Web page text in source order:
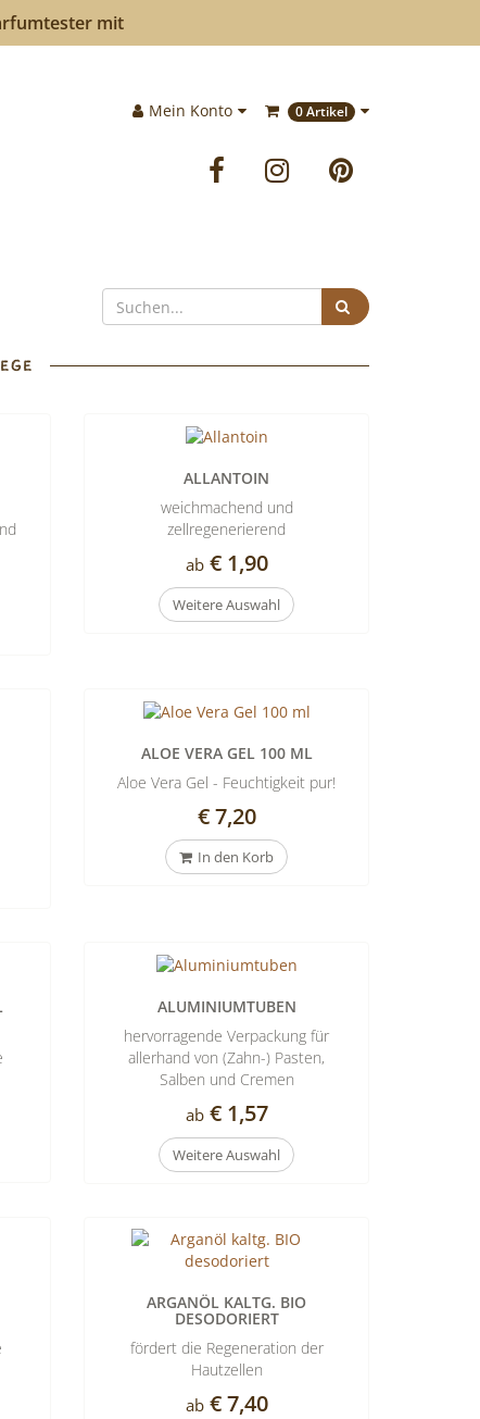
mit
Mein Konto
Im0 Artikel
FacebookInstagram
Suchen
ALLANTOIN
weichmachend und
zellregenerierend
ab€ 1,90
Weitere Auswahl
ALOE VERA GEL 100 ML
Aloe Vera Gel - Feuchtigkeit pur!
€ 7,20
In den Korb
ALUMINIUMTUBEN
hervorragende Verpackung für
allerhand von (Zahn-) Pasten,
Salben und Cremen
ab€ 1,57
Weitere Auswahl
ARGANÖL KALTG. BIO
DESODORIERT
fördert die Regeneration der
Hautzellen
ab€ 7,40